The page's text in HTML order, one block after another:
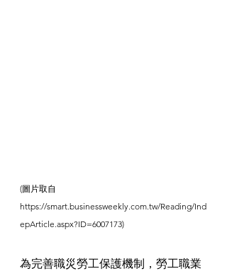
(圖片取自
https://smart.businessweekly.com.tw/Reading/Ind
epArticle.aspx?ID=6007173)
為完善職災勞工保護機制，勞工職業